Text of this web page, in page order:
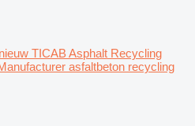
nieuw TICAB Asphalt Recycling
asfaltbeton recycling